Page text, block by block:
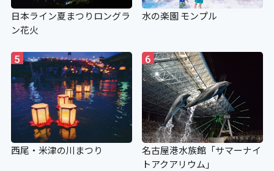
日本ライン夏まつりロングラ
ン花火
水の楽園 モンプル
5
西尾・米津の川まつり
6
名古屋港水族館「サマーナイ
トアクアリウム」